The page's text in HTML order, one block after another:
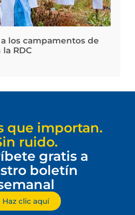
los campamentos de
RDC
que importan.
ruido.
gratis a
boletín
Haz clic aquí